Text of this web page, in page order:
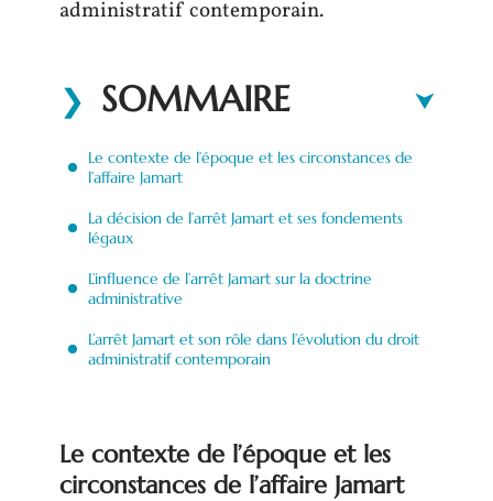
administratif contemporain.
SOMMAIRE
Le contexte de l’époque et les circonstances de
l’affaire Jamart
La décision de l’arrêt Jamart et ses fondements
légaux
L’influence de l’arrêt Jamart sur la doctrine
administrative
L’arrêt Jamart et son rôle dans l’évolution du droit
administratif contemporain
Le contexte de l’époque et les
circonstances de l’affaire Jamart